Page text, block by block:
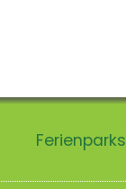
Ferienparks